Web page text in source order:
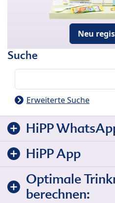
Neu
Suche
Erweiterte Suche
HiPP
HiPP App
Optimale
berechnen: